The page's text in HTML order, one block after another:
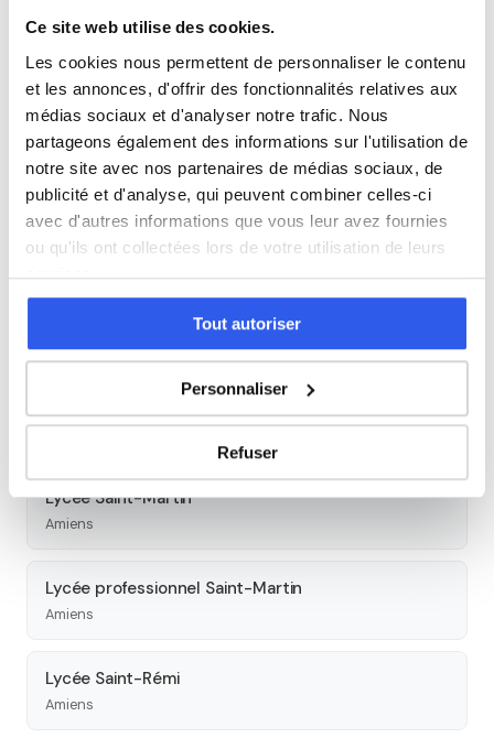
Ce site web utilise des cookies.
Les cookies nous permettent de personnaliser le contenu
et les annonces, d'offrir des fonctionnalités relatives aux
médias sociaux et d'analyser notre trafic. Nous
partageons également des informations sur l'utilisation de
notre site avec nos partenaires de médias sociaux, de
publicité et d'analyse, qui peuvent combiner celles-ci
avec d'autres informations que vous leur avez fournies
ou qu'ils ont collectées lors de votre utilisation de leurs
services.
Tout autoriser
Personnaliser
Refuser
Espagnol
Allemand
Cours par niveau
Seconde Première Terminale
Tous les cours particuliers à Amiens
Découvrez l'ensemble de notre offre à Amiens :Voir tous
les cours à Amiens →
Autres lycées à proximité
Lycée Saint-Martin
Amiens
Lycée professionnel Saint-Martin
Amiens
Lycée Saint-Rémi
Amiens